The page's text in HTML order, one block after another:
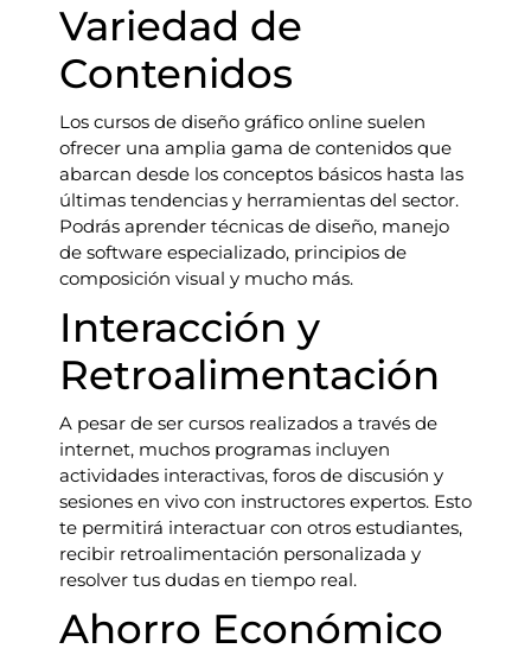
Variedad de
Contenidos
Los cursos de diseño gráfico online suelen
ofrecer una amplia gama de contenidos que
abarcan desde los conceptos básicos hasta las
últimas tendencias y herramientas del sector.
Podrás aprender técnicas de diseño, manejo
de software especializado, principios de
composición visual y mucho más.
Interacción y
Retroalimentación
A pesar de ser cursos realizados a través de
internet, muchos programas incluyen
actividades interactivas, foros de discusión y
sesiones en vivo con instructores expertos. Esto
te permitirá interactuar con otros estudiantes,
recibir retroalimentación personalizada y
resolver tus dudas en tiempo real.
Ahorro Económico